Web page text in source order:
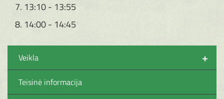
7. 13:10 - 13:55
8. 14:00 - 14:45
+
Veikla
Teisinė informacija